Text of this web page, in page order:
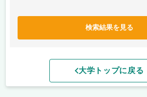
検索結果を見る
大学トップに戻る